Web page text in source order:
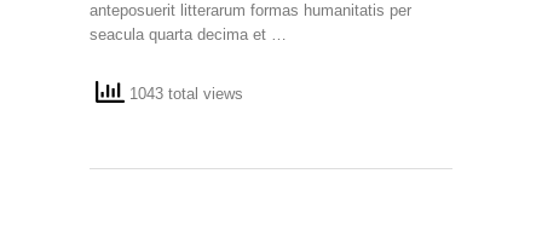
anteposuerit litterarum formas humanitatis per
seacula quarta decima et …
1043 total views